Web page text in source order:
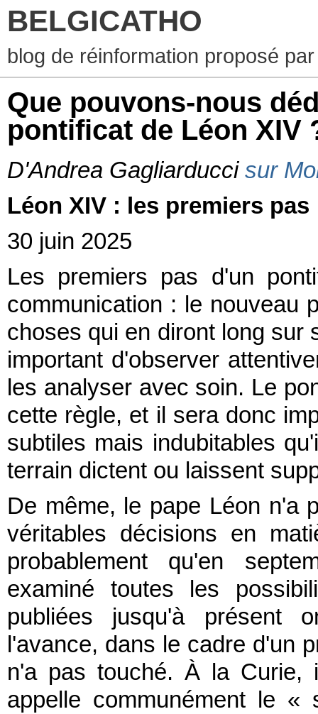
BELGICATHO
blog de réinformation proposé
Que pouvons-nous
pontificat de Léon XIV
D'Andrea Gagliarducci sur
Léon XIV : les premiers pas
30 juin 2025
Les premiers pas d'un
communication : le nouveau
choses qui en diront long sur
important d'observer
les analyser avec soin. Le
cette règle, et il sera donc
subtiles mais indubitables
terrain dictent ou laissent
De même, le pape Léon n'a
véritables décisions en
probablement qu'en
examiné toutes les
publiées jusqu'à présent
l'avance, dans le cadre d'un
n'a pas touché. À la
appelle communément le